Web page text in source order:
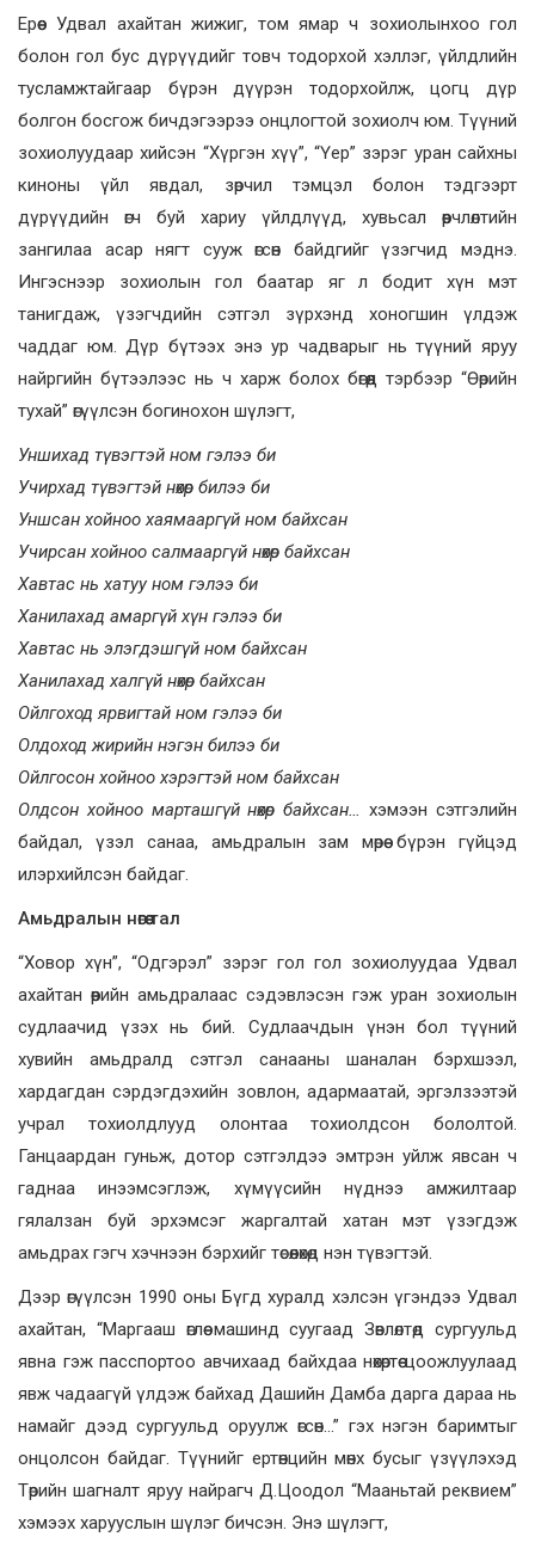
Ерөөс Удвал ахайтан жижиг, том ямар ч зохиолынхоо гол
болон гол бус дүрүүдийг товч тодорхой хэллэг, үйлдлийн
тусламжтайгаар бүрэн дүүрэн тодорхойлж, цогц дүр
болгон босгож бичдэгээрээ онцлогтой зохиолч юм. Түүний
зохиолуудаар хийсэн “Хүргэн хүү”, “Үер” зэрэг уран сайхны
киноны үйл явдал, зөрчил тэмцэл болон тэдгээрт
дүрүүдийн өгч буй хариу үйлдлүүд, хувьсал өөрчлөлтийн
зангилаа асар нягт сууж өгсөн байдгийг үзэгчид мэднэ.
Ингэснээр зохиолын гол баатар яг л бодит хүн мэт
танигдаж, үзэгчдийн сэтгэл зүрхэнд хоногшин үлдэж
чаддаг юм. Дүр бүтээх энэ ур чадварыг нь түүний яруу
найргийн бүтээлээс нь ч харж болох бөгөөд тэрбээр “Өөрийн
тухай” өгүүлсэн богинохон шүлэгт,
Уншихад түвэгтэй ном гэлээ би
Учирхад түвэгтэй нөхөр билээ би
Уншсан хойноо хаямааргүй ном байхсан
Учирсан хойноо салмааргүй нөхөр байхсан
Хавтас нь хатуу ном гэлээ би
Ханилахад амаргүй хүн гэлээ би
Хавтас нь элэгдэшгүй ном байхсан
Ханилахад халгүй нөхөр байхсан
Ойлгоход ярвигтай ном гэлээ би
Олдоход жирийн нэгэн билээ би
Ойлгосон хойноо хэрэгтэй ном байхсан
Олдсон хойноо марташгүй нөхөр байхсан…хэмээн сэтгэлийн
байдал, үзэл санаа, амьдралын зам мөрөө бүрэн гүйцэд
илэрхийлсэн байдаг.
Амьдралын нөгөө тал
“Ховор хүн”, “Одгэрэл” зэрэг гол гол зохиолуудаа Удвал
ахайтан өөрийн амьдралаас сэдэвлэсэн гэж уран зохиолын
судлаачид үзэх нь бий. Судлаачдын үнэн бол түүний
хувийн амьдралд сэтгэл санааны шаналан бэрхшээл,
хардагдан сэрдэгдэхийн зовлон, адармаатай, эргэлзээтэй
учрал тохиолдлууд олонтаа тохиолдсон бололтой.
Ганцаардан гуньж, дотор сэтгэлдээ эмтрэн уйлж явсан ч
гаднаа инээмсэглэж, хүмүүсийн нүднээ амжилтаар
гялалзан буй эрхэмсэг жаргалтай хатан мэт үзэгдэж
амьдрах гэгч хэчнээн бэрхийг төсөөлөхөд нэн түвэгтэй.
Дээр өгүүлсэн 1990 оны Бүгд хуралд хэлсэн үгэндээ Удвал
ахайтан, “Маргааш өглөө машинд суугаад Зөвлөлтөд сургуульд
явна гэж пасспортоо авчихаад байхдаа нөхөртөө цоожлуулаад
явж чадаагүй үлдэж байхад Дашийн Дамба дарга дараа нь
намайг дээд сургуульд оруулж өгсөн…” гэх нэгэн баримтыг
онцолсон байдаг. Түүнийг ертөнцийн мөнх бусыг үзүүлэхэд
Төрийн шагналт яруу найрагч Д.Цоодол “Мааньтай реквием”
хэмээх харууслын шүлэг бичсэн. Энэ шүлэгт,